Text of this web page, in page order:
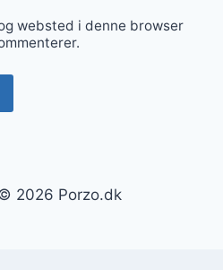
websted i denne browser
2026 Porzo.dk